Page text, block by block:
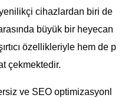
cihazlardan biri de
büyük bir heyecan
özellikleriyle hem de p
çekmektedir.
ve SEO optimizasyonl